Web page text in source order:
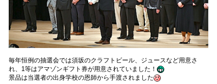
毎年恒例の抽選会では須坂のクラフトビール、ジュースなど用意さ
れ、1等はアマゾンギフト券が用意されていました！
景品は当選者の出身学校の恩師から手渡されました